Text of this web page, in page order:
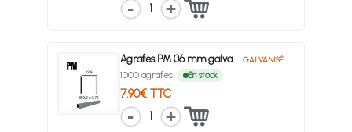
1
Agrafes PM 06 mm galva GALVANISÉ
1000 agrafes En stock
7.90€ TTC
1